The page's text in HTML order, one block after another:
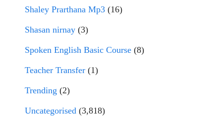
Shaley Prarthana Mp3 (16)
Shasan nirnay (3)
Spoken English Basic Course (8)
Teacher Transfer (1)
Trending (2)
Uncategorised (3,818)